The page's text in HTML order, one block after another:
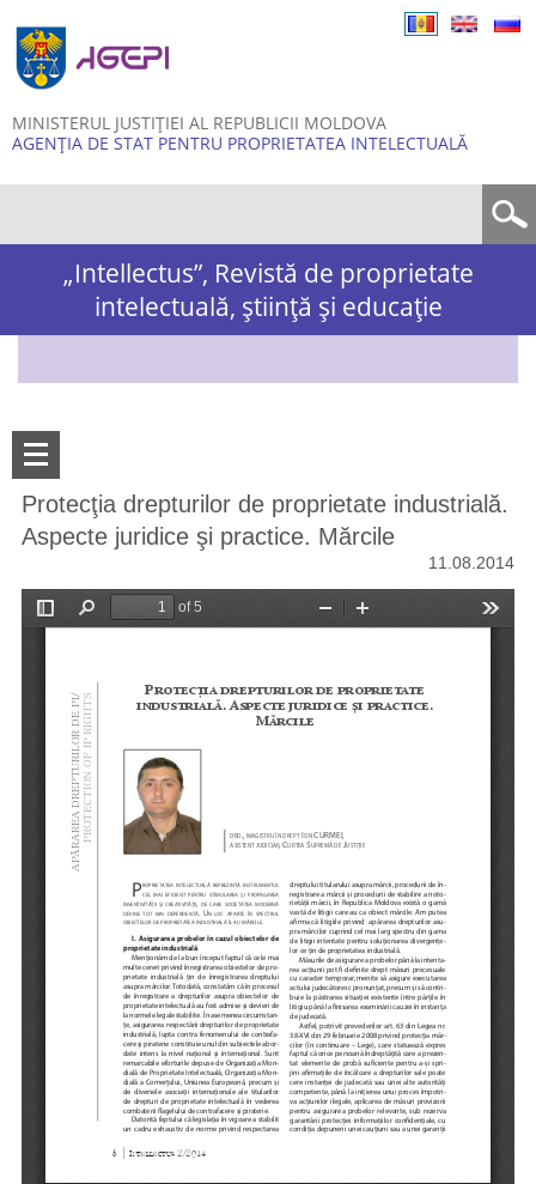
MINISTERUL JUSTIȚIEI AL REPUBLICII MOLDOVA
AGENȚIA DE STAT PENTRU PROPRIETATEA INTELECTUALĂ
„Intellectus”, Revistă de proprietate
intelectuală, știință și educație
Protecţia drepturilor de proprietate industrială.
Aspecte juridice şi practice. Mărcile
11.08.2014